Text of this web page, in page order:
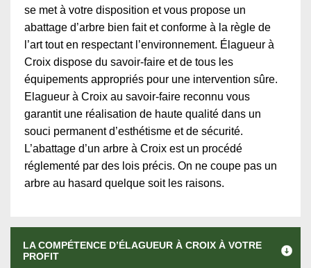
se met à votre disposition et vous propose un
abattage d’arbre bien fait et conforme à la règle de
l’art tout en respectant l’environnement. Élagueur à
Croix dispose du savoir-faire et de tous les
équipements appropriés pour une intervention sûre.
Elagueur à Croix au savoir-faire reconnu vous
garantit une réalisation de haute qualité dans un
souci permanent d’esthétisme et de sécurité.
L’abattage d’un arbre à Croix est un procédé
réglementé par des lois précis. On ne coupe pas un
arbre au hasard quelque soit les raisons.
LA COMPÉTENCE D’ÉLAGUEUR À CROIX À VOTRE
PROFIT